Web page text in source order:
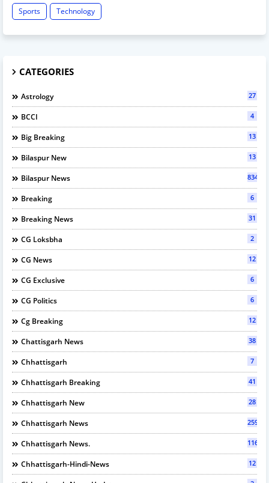
Sports Technology
CATEGORIES
Astrology 27
BCCI 4
Big Breaking 13
Bilaspur New 13
Bilaspur News 834
Breaking 6
Breaking News 31
CG Loksbha 2
CG News 12
CG Exclusive 6
CG Politics 6
Cg Breaking 12
Chattisgarh News 38
Chhattisgarh 7
Chhattisgarh Breaking 41
Chhattisgarh New 28
Chhattisgarh News 2595
Chhattisgarh News. 116
Chhattisgarh-Hindi-News 12